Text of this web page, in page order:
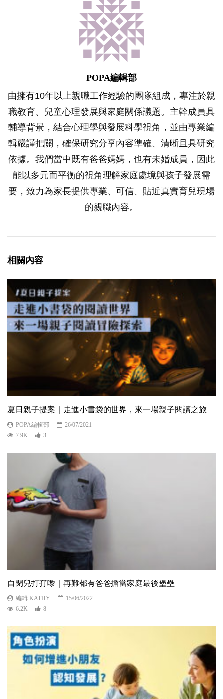
POPA編輯部
由擁有10年以上親職工作經驗的團隊組成，專注於親
職教育、兒童心理發展與家庭關係議題。主幹成員具
輔導背景，結合心理學與發展科學視角，並由專業編
輯嚴謹把關，確保研究分享內容準確、清晰且具研究
依據。我們當中既有爸爸媽媽，也有未婚成員，因此
能以多元而平衡的視角理解家庭處境與孩子發展需
要，致力為家長提供專業、可信、貼近真實育兒現場
的親職內容。
相關內容
夏日親子提案｜走進小書袋的世界，來一場親子閱讀之旅
POPA編輯部
26/07/2021
7.9K
3
自閉兒打孖嚟｜再難都有爸爸擔當家庭最後堡壘
編輯 KATHY
15/06/2022
6.2K
8